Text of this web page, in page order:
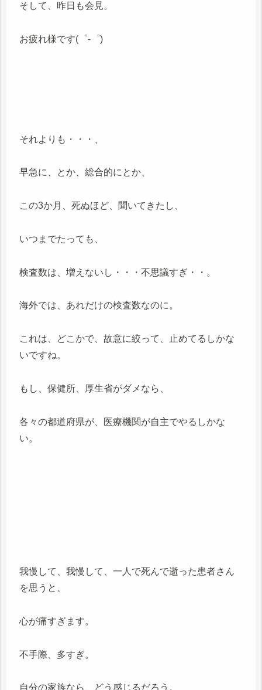
そして、昨日も会見。
お疲れ様です(゜-゜)
それよりも・・・、
早急に、とか、総合的にとか、
この3か月、死ぬほど、聞いてきたし、
いつまでたっても、
検査数は、増えないし・・・不思議すぎ・・。
海外では、あれだけの検査数なのに。
これは、どこかで、故意に絞って、止めてるしかな
いですね。
もし、保健所、厚生省がダメなら、
各々の都道府県が、医療機関が自主でやるしかな
い。
我慢して、我慢して、一人で死んで逝った患者さん
を思うと、
心が痛すぎます。
不手際、多すぎ。
自分の家族なら、どう感じるだろう。